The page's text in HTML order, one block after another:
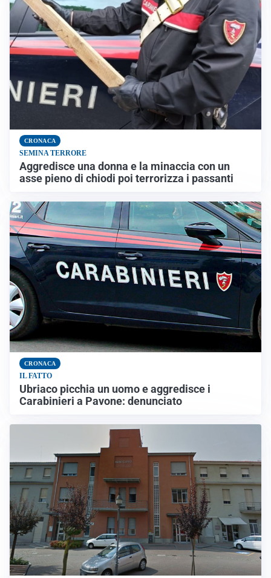
CRONACA
SEMINA TERRORE
Aggredisce una donna e la minaccia con un
asse pieno di chiodi poi terrorizza i passanti
CRONACA
IL FATTO
Ubriaco picchia un uomo e aggredisce i
Carabinieri a Pavone: denunciato